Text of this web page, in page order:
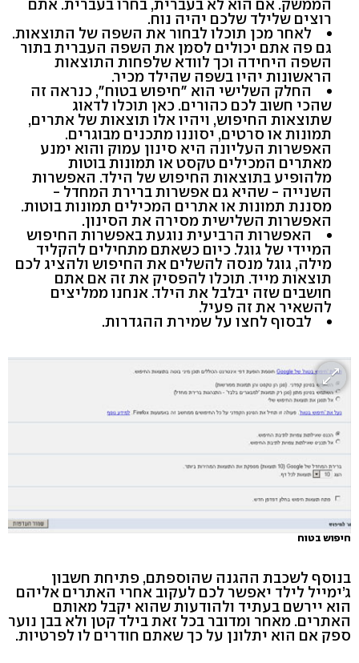
הממשק. אם הוא לא בעברית, בחרו בעברית. אתם
רוצים שלילד שלכם יהיה נוח.
לאחר מכן תוכלו לבחור את השפה של התוצאות.
גם פה אתם יכולים לסמן את השפה העברית בתור
השפה היחידה וכך לוודא שלפחות התוצאות
הראשונות יהיו בשפה שהילד מכיר.
החלק השלישי הוא "חיפוש בטוח", כנראה זה
שהכי חשוב לכם כהורים. כאן תוכלו לדאוג
שתוצאות החיפוש, ויהיו אלו תוצאות של אתרים,
תמונות או סרטים, יסוננו מתכנים מבוגרים.
האפשרות העליונה היא סינון עמוק והוא ימנע
מאתרים המכילים טקסט או תמונות בוטות
מלהופיע בתוצאות החיפוש של הילד. האפשרות
השנייה - שהיא גם אפשרות ברירת המחדל -
מסננת תמונות או אתרים המכילים תמונות בוטות.
האפשרות השלישית מסירה את הסינון.
האפשרות הרביעית נוגעת באפשרות החיפוש
המיידי של גוגל. כיום כשאתם מתחילים להקליד
מילה, גוגל מנסה להשלים את החיפוש ולהציג לכם
תוצאות מייד. תוכלו להפסיק את זה אם אתם
חושבים שזה יבלבל את הילד. אנחנו ממליצים
להשאיר את זה פעיל.
לבסוף לחצו על שמירת ההגדרות.
חיפוש בטוח
בנוסף לשכבת ההגנה שהוספתם, פתיחת חשבון
ג’ימייל לילד יאפשר לכם לעקוב אחרי האתרים אליהם
הוא יירשם בעתיד ולהודעות שהוא יקבל מאותם
האתרים. מאחר ומדובר בכל זאת בילד קטן ולא בבן נוער
ספק אם הוא יתלונן על כך שאתם חודרים לו לפרטיות.